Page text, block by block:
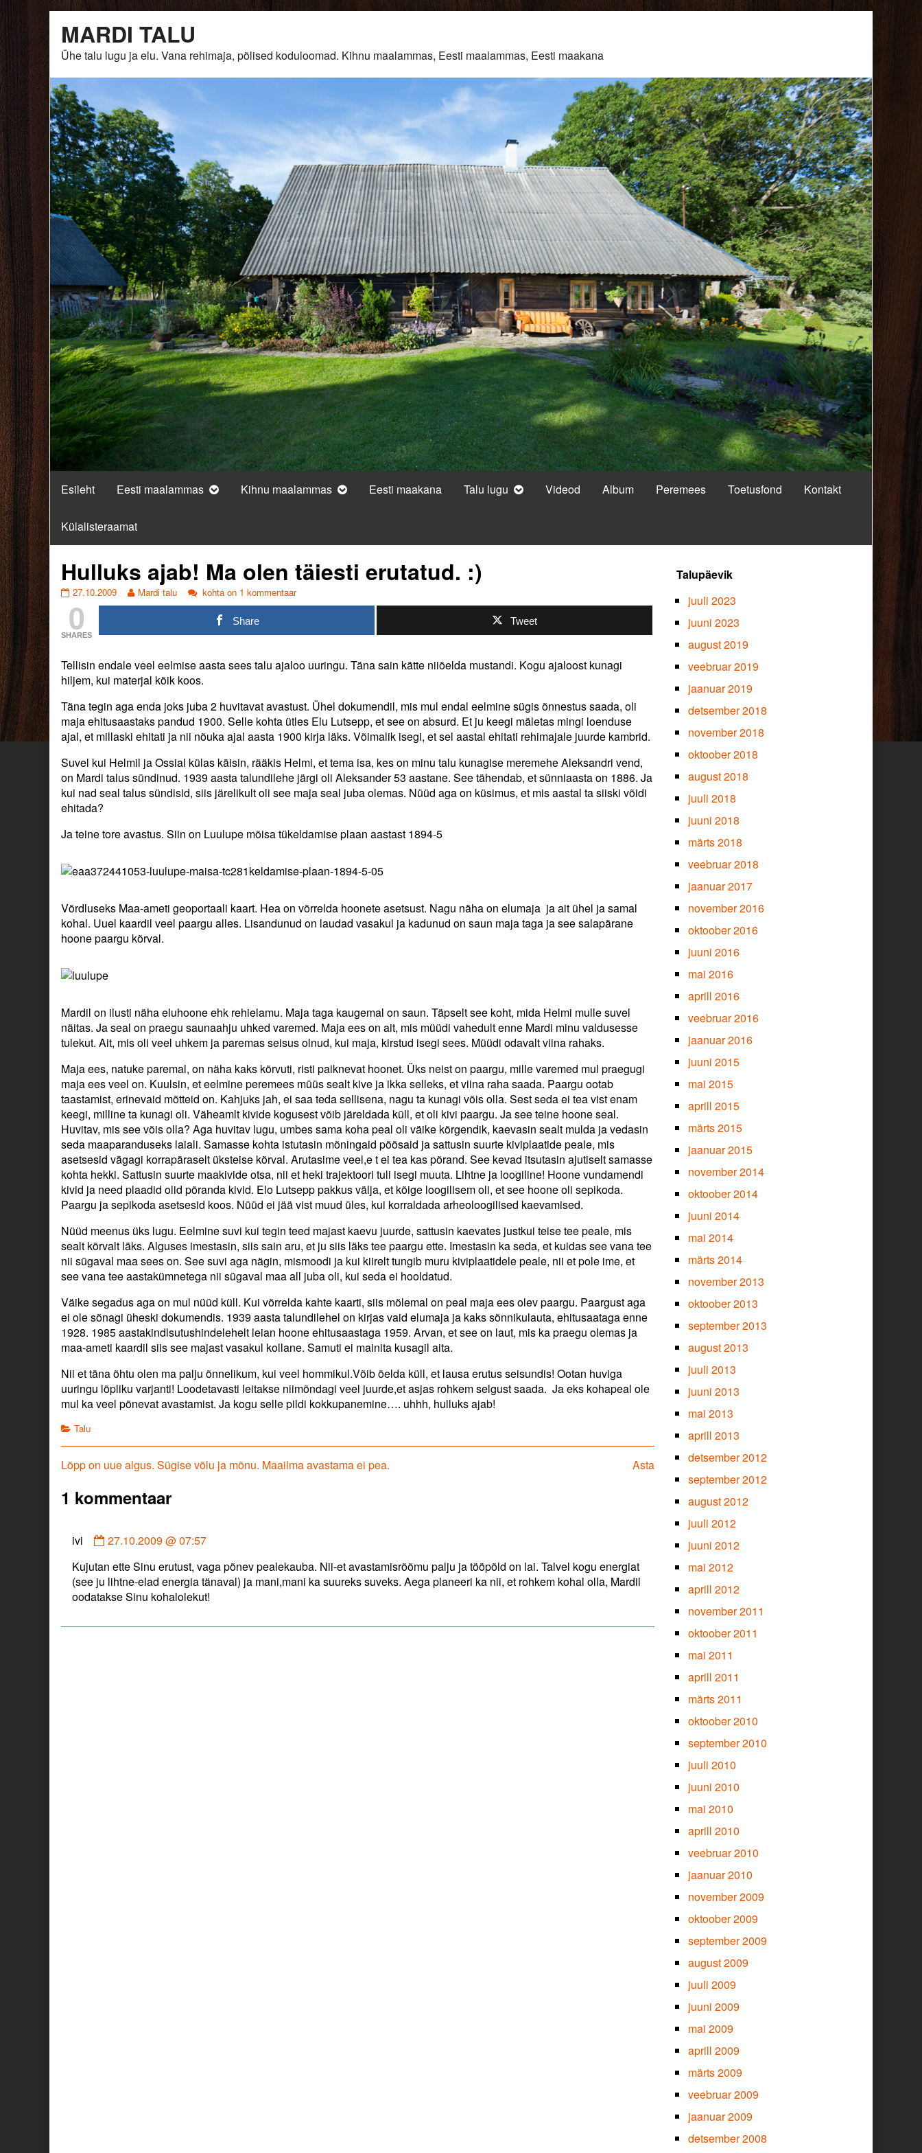
content
MARDI TALU
Ühe talu lugu ja elu. Vana rehimaja, põlised koduloomad. Kihnu maalammas, Eesti maalammas, Eesti maakana
Esileht Eesti maalammas Kihnu maalammas Eesti maakana Talu lugu Videod Album Peremees Toetusfond Kontakt
Külalisteraamat
Hulluks ajab! Ma olen täiesti erutatud. :)
Hulluks
Ma
olen
täiesti
:)
published
on
27.10.2009
Read
more
of
Hulluks
ajab!
Ma
olen
täiesti
erutatud.
Mardi talu
Hulluks
ajab!
:)
kohta on 1 kommentaar
0
SHARES
Share Tweet
Tellisin endale veel eelmise aasta sees talu ajaloo uuringu. Täna sain kätte niiöelda mustandi. Kogu ajaloost kunagi
hiljem, kui materjal kõik koos.
Täna tegin aga enda joks juba 2 huvitavat avastust. Ühel dokumendil, mis mul endal eelmine sügis õnnestus saada, oli
maja ehitusaastaks pandud 1900. Selle kohta ütles Elu Lutsepp, et see on absurd. Et ju keegi mäletas mingi loenduse
ajal, et millaski ehitati ja nii nõuka ajal aasta 1900 kirja läks. Võimalik isegi, et sel aastal ehitati rehimajale juurde kambrid.
Suvel kui Helmil ja Ossial külas käisin, rääkis Helmi, et tema isa, kes on minu talu kunagise meremehe Aleksandri vend,
on Mardi talus sündinud. 1939 aasta talundilehe järgi oli Aleksander 53 aastane. See tähendab, et sünniaasta on 1886. Ja
kui nad seal talus sündisid, siis järelikult oli see maja seal juba olemas. Nüüd aga on küsimus, et mis aastal ta siiski võidi
ehitada?
Ja teine tore avastus. Siin on Luulupe mõisa tükeldamise plaan aastast 1894-5
Võrdluseks Maa-ameti geoportaali kaart. Hea on võrrelda hoonete asetsust. Nagu näha on elumaja ja ait ühel ja samal
kohal. Uuel kaardil veel paargu alles. Lisandunud on laudad vasakul ja kadunud on saun maja taga ja see salapärane
hoone paargu kõrval.
Mardil on ilusti näha eluhoone ehk rehielamu. Maja taga kaugemal on saun. Täpselt see koht, mida Helmi mulle suvel
näitas. Ja seal on praegu saunaahju uhked varemed. Maja ees on ait, mis müüdi vahedult enne Mardi minu valdusesse
tulekut. Ait, mis oli veel uhkem ja paremas seisus olnud, kui maja, kirstud isegi sees. Müüdi odavalt viina rahaks.
Maja ees, natuke paremal, on näha kaks kõrvuti, risti paiknevat hoonet. Üks neist on paargu, mille varemed mul praegugi
maja ees veel on. Kuulsin, et eelmine peremees müüs sealt kive ja ikka selleks, et viina raha saada. Paargu ootab
taastamist, erinevaid mõtteid on. Kahjuks jah, ei saa teda sellisena, nagu ta kunagi võis olla. Sest seda ei tea vist enam
keegi, milline ta kunagi oli. Väheamlt kivide kogusest võib järeldada küll, et oli kivi paargu. Ja see teine hoone seal.
Huvitav, mis see võis olla? Aga huvitav lugu, umbes sama koha peal oli väike kõrgendik, kaevasin sealt mulda ja vedasin
seda maaparanduseks laiali. Samasse kohta istutasin mõningaid põõsaid ja sattusin suurte kiviplaatide peale, mis
asetsesid vägagi korrapäraselt üksteise kõrval. Arutasime veel,e t ei tea kas põrand. See kevad itsutasin ajutiselt samasse
kohta hekki. Sattusin suurte maakivide otsa, nii et heki trajektoori tuli isegi muuta. Lihtne ja loogiline! Hoone vundamendi
kivid ja need plaadid olid põranda kivid. Elo Lutsepp pakkus välja, et kõige loogilisem oli, et see hoone oli sepikoda.
Paargu ja sepikoda asetsesid koos. Nüüd ei jää vist muud üles, kui korraldada arheoloogilised kaevamised.
Nüüd meenus üks lugu. Eelmine suvi kui tegin teed majast kaevu juurde, sattusin kaevates justkui teise tee peale, mis
sealt kõrvalt läks. Alguses imestasin, siis sain aru, et ju siis läks tee paargu ette. Imestasin ka seda, et kuidas see vana tee
nii sügaval maa sees on. See suvi aga nägin, mismoodi ja kui kiirelt tungib muru kiviplaatidele peale, nii et pole ime, et
see vana tee aastakümnetega nii sügaval maa all juba oli, kui seda ei hooldatud.
Väike segadus aga on mul nüüd küll. Kui võrrelda kahte kaarti, siis mõlemal on peal maja ees olev paargu. Paargust aga
ei ole sõnagi üheski dokumendis. 1939 aasta talundilehel on kirjas vaid elumaja ja kaks sõnnikulauta, ehitusaataga enne
1928. 1985 aastakindlsutushindelehelt leian hoone ehitusaastaga 1959. Arvan, et see on laut, mis ka praegu olemas ja
maa-ameti kaardil siis see majast vasakul kollane. Samuti ei mainita kusagil aita.
Nii et täna õhtu olen ma palju õnnelikum, kui veel hommikul.Võib öelda küll, et lausa erutus seisundis! Ootan huviga
uuringu lõpliku varjanti! Loodetavasti leitakse niimõndagi veel juurde,et asjas rohkem selgust saada. Ja eks kohapeal ole
mul ka veel põnevat avastamist. Ja kogu selle pildi kokkupanemine…. uhhh, hulluks ajab!
Categories
Talu
Navigeerimine
Previous
Lõpp on uue algus. Sügise võlu ja mõnu. Maailma avastama ei pea.
Next
Asta
1 kommentaar
ivi
Comment
ivi
published
on
27.10.2009 @ 07:57
Kujutan ette Sinu erutust, vaga põnev pealekauba. Nii-et avastamisrõõmu palju ja tööpõld on lai. Talvel kogu energiat
(see ju lihtne-elad energia tänaval) ja mani,mani ka suureks suveks. Aega planeeri ka nii, et rohkem kohal olla, Mardil
oodatakse Sinu kohalolekut!
Primary
Sidebar
Talupäevik
juuli 2023
juuni 2023
august 2019
veebruar 2019
jaanuar 2019
detsember 2018
november 2018
oktoober 2018
august 2018
juuli 2018
juuni 2018
märts 2018
veebruar 2018
jaanuar 2017
november 2016
oktoober 2016
juuni 2016
mai 2016
aprill 2016
veebruar 2016
jaanuar 2016
juuni 2015
mai 2015
aprill 2015
märts 2015
jaanuar 2015
november 2014
oktoober 2014
juuni 2014
mai 2014
märts 2014
november 2013
oktoober 2013
september 2013
august 2013
juuli 2013
juuni 2013
mai 2013
aprill 2013
detsember 2012
september 2012
august 2012
juuli 2012
juuni 2012
mai 2012
aprill 2012
november 2011
oktoober 2011
mai 2011
aprill 2011
märts 2011
oktoober 2010
september 2010
juuli 2010
juuni 2010
mai 2010
aprill 2010
veebruar 2010
jaanuar 2010
november 2009
oktoober 2009
september 2009
august 2009
juuli 2009
juuni 2009
mai 2009
aprill 2009
märts 2009
veebruar 2009
jaanuar 2009
detsember 2008